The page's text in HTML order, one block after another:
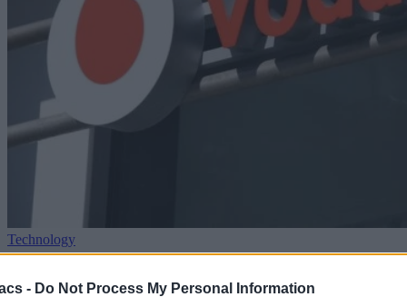
- Do Not Process My Personal Information
Technology